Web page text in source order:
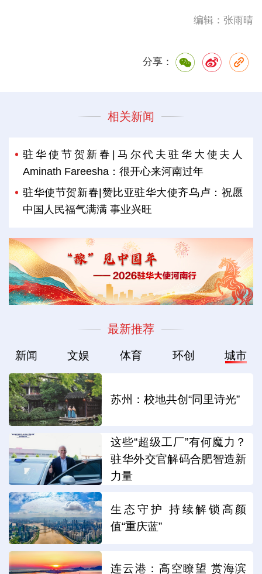
编辑：张雨晴
分享：
相关新闻
驻华使节贺新春|马尔代夫驻华大使夫人
Aminath Fareesha：很开心来河南过年
驻华使节贺新春|赞比亚驻华大使齐乌卢：祝愿
中国人民福气满满 事业兴旺
最新推荐
新闻 文娱 体育 环创 城市
苏州：校地共创“同里诗光”
这些“超级工厂”有何魔力？
驻华外交官解码合肥智造新
力量
生态守护 持续解锁高颜
值“重庆蓝”
连云港：高空瞭望 赏海滨